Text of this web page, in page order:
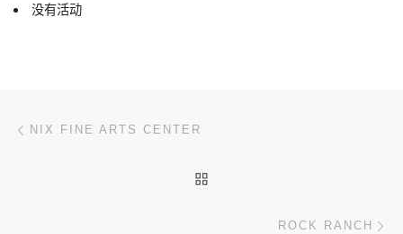
没有活动
文章导航
NIX FINE ARTS CENTER
ROCK RANCH